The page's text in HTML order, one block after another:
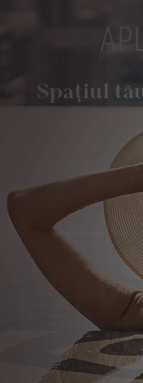
Spațiul